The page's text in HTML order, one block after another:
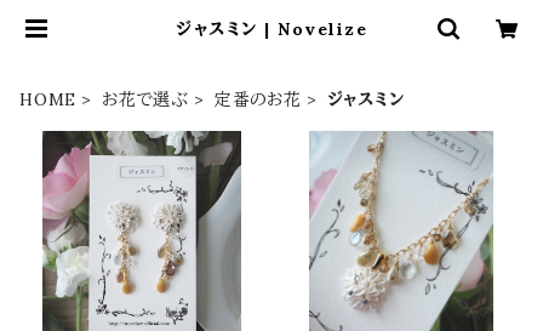
ジャスミン | Novelize
HOME お花で選ぶ 定番のお花 ジャスミン